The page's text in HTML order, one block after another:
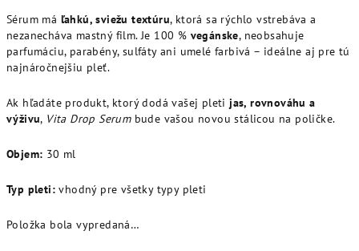
Sérum má ľahkú, sviežu textúru, ktorá sa rýchlo vstrebáva a
nezanecháva mastný film. Je 100 % vegánske, neobsahuje
parfumáciu, parabény, sulfáty ani umelé farbivá – ideálne aj pre tú
najnáročnejšiu pleť.
Ak hľadáte produkt, ktorý dodá vašej pletijas, rovnováhu a
výživu, Vita Drop Serumbude vašou novou stálicou na poličke.
Objem: 30 ml
Typ pleti: vhodný pre všetky typy pleti
Položka bola vypredaná…